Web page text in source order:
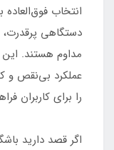
انتخاب
دستگاهی پرقدرت،
مداوم هستند.
عملکرد بی‌نقص و
را برای کاربران
اگر قصد دارید